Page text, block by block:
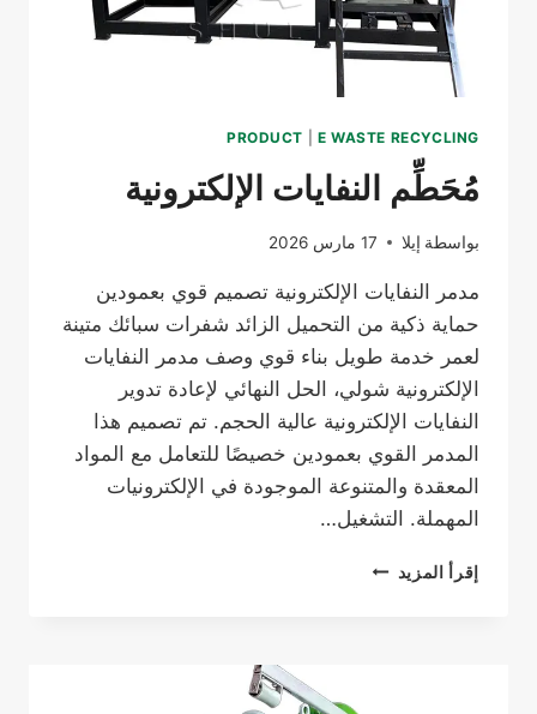
PRODUCT E WASTE RECYCLING
مُحَطِّم النفايات الإلكترونية
بواسطة إيلا 17 مارس 2026
مدمر النفايات الإلكترونية تصميم قوي بعمودين
حماية ذكية من التحميل الزائد شفرات سبائك متينة
لعمر خدمة طويل بناء قوي وصف مدمر النفايات
الإلكترونية شولي، الحل النهائي لإعادة تدوير
النفايات الإلكترونية عالية الحجم. تم تصميم هذا
المدمر القوي بعمودين خصيصًا للتعامل مع المواد
المعقدة والمتنوعة الموجودة في الإلكترونيات
المهملة. التشغيل…
إقرأ المزيد مُحَطِّم